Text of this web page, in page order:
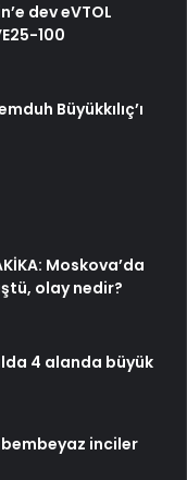
dev eVTOL
100
Büyükkılıç’ı
Moskova’da
olay nedir?
4 alanda büyük
inciler